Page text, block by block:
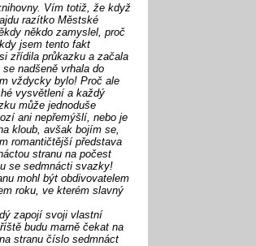
Vím totiž, že když
razítko Městské
někdo zamyslel, proč
jsem tento fakt
zřídila průkazku a začala
nadšeně vrhala do
vždycky bylo! Proč ale
vysvětlení a každý
může jednoduše
ani nepřemýšlí, nebo je
kloub, avšak bojím se,
romantičtější představa
stranu na počest
se sedmnácti svazky!
mohl být obdivovatelem
roku, ve kterém slavný
zapojí svoji vlastní
budu marně čekat na
stranu číslo sedmnáct